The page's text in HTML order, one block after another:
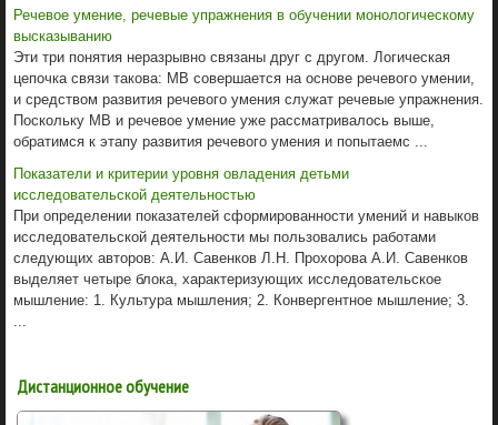
Речевое умение, речевые упражнения в обучении монологическому
высказыванию
Эти три понятия неразрывно связаны друг с другом. Логическая
цепочка связи такова: MB совершается на основе речевого умении,
и средством развития речевого умения служат речевые упражнения.
Поскольку MB и речевое умение уже рассматривалось выше,
обратимся к этапу развития речевого умения и попытаемс ...
Показатели и критерии уровня овладения детьми
исследовательской деятельностью
При определении показателей сформированности умений и навыков
исследовательской деятельности мы пользовались работами
следующих авторов: А.И. Савенков Л.Н. Прохорова А.И. Савенков
выделяет четыре блока, характеризующих исследовательское
мышление: 1. Культура мышления; 2. Конвергентное мышление; 3.
Дистанционное обучение